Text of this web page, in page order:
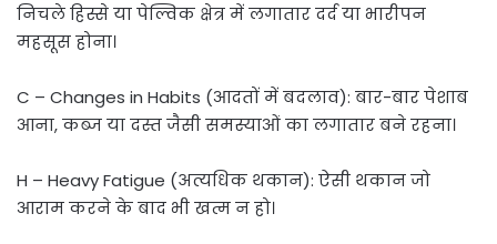
निचले हिस्से या पेल्विक क्षेत्र में लगातार दर्द या भारीपन
महसूस होना।
C – Changes in Habits (आदतों में बदलाव): बार-बार पेशाब
आना, कब्ज या दस्त जैसी समस्याओं का लगातार बने रहना।
H – Heavy Fatigue (अत्यधिक थकान): ऐसी थकान जो
आराम करने के बाद भी खत्म न हो।